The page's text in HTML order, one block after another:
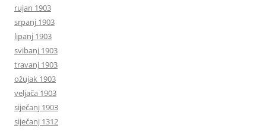
rujan 1903
srpanj 1903
lipanj 1903
svibanj 1903
travanj 1903
ožujak 1903
veljača 1903
siječanj 1903
siječanj 1312